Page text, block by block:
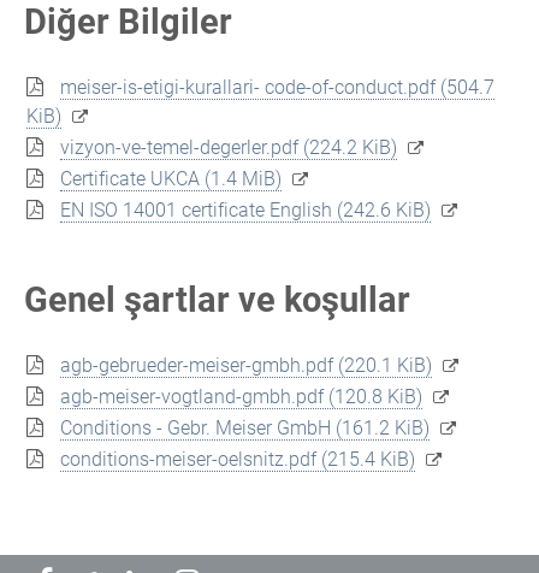
Diğer Bilgiler
meiser-is-etigi-kurallari- code-of-conduct.pdf (504.7
KiB)
vizyon-ve-temel-degerler.pdf (224.2 KiB)
Certificate UKCA (1.4 MiB)
EN ISO 14001 certificate English (242.6 KiB)
Genel şartlar ve koşullar
agb-gebrueder-meiser-gmbh.pdf (220.1 KiB)
agb-meiser-vogtland-gmbh.pdf (120.8 KiB)
Conditions - Gebr. Meiser GmbH (161.2 KiB)
conditions-meiser-oelsnitz.pdf (215.4 KiB)